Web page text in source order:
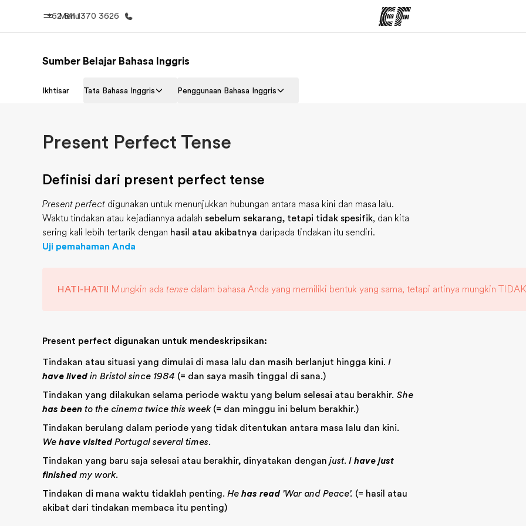
Menu
+62 811 1370 3626
Beranda Daftar program
Sumber Belajar Bahasa Inggris
Ikhtisar Tata Bahasa Inggris Penggunaan Bahasa Inggris
Present Perfect Tense
Definisi dari present perfect tense
Present perfect digunakan untuk menunjukkan hubungan antara masa kini dan masa lalu.
Waktu tindakan atau kejadiannya adalah sebelum sekarang, tetapi tidak spesifik, dan kita
sering kali lebih tertarik dengan hasil atau akibatnya daripada tindakan itu sendiri.
Uji pemahaman Anda
HATI-HATI! Mungkin ada tense dalam bahasa Anda yang memiliki bentuk yang sama, tetapi artinya mungkin
Present perfect digunakan untuk mendeskripsikan:
Tindakan atau situasi yang dimulai di masa lalu dan masih berlanjut hingga kini. I
have livedin Bristol since 1984 (= dan saya masih tinggal di sana.)
Tindakan yang dilakukan selama periode waktu yang belum selesai atau berakhir. She
has been to the cinema twice this week (= dan minggu ini belum berakhir.)
Tindakan berulang dalam periode yang tidak ditentukan antara masa lalu dan kini.
We have visitedPortugal several times.
Tindakan yang baru saja selesai atau berakhir, dinyatakan dengan just. I have just
finishedmy work.
Tindakan di mana waktu tidaklah penting. He has read'War and Peace'. (= hasil atau
akibat dari tindakan membaca itu penting)